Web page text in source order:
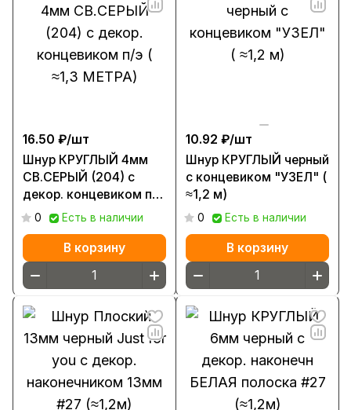
16.50 ₽/шт
Шнур КРУГЛЫЙ 4мм
СВ.СЕРЫЙ (204) с
декор. концевиком п/э
( ≈1,3 МЕТРА)
0 Есть в наличии
В корзину
10.92 ₽/шт
Шнур КРУГЛЫЙ черный
с концевиком "УЗЕЛ" (
≈1,2 м)
0 Есть в наличии
В корзину